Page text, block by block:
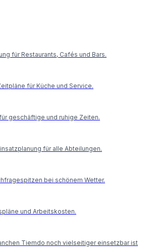
für Restaurants, Cafés und Bars.
für Küche und Service.
geschäftige und ruhige Zeiten.
für alle Abteilungen.
bei schönem Wetter.
und Arbeitskosten.
Tiemdo noch vielseitiger einsetzbar ist